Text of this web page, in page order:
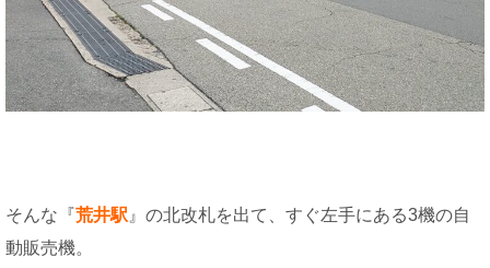
そんな『荒井駅 』の北改札を出て、すぐ左手にある3機の自
動販売機。